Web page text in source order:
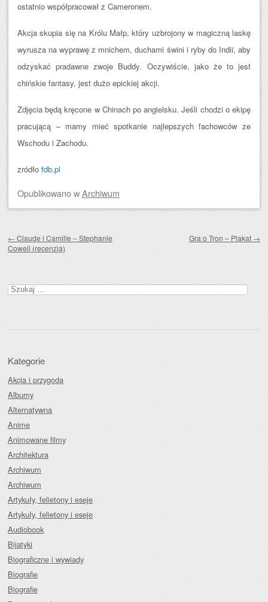
ostatnio współpracował z Cameronem.
Akcja skupia się na Królu Małp, który uzbrojony w magiczną laskę
wyrusza na wyprawę z mnichem, duchami świni i ryby do Indii, aby
odzyskać pradawne zwoje Buddy. Oczywiście, jako że to jest
chińskie fantasy, jest dużo epickiej akcji.
Zdjęcia będą kręcone w Chinach po angielsku. Jeśli chodzi o ekipę
pracującą – mamy mieć spotkanie najlepszych fachowców ze
Wschodu i Zachodu.
zródło fdb.pl
OpublikowanowArchiwum
← Claude i Camille – Stephanie
Cowell (recenzja)
Gra o Tron – Plakat →
Szukaj:
Kategorie
Akcja i przygoda
Albumy
Alternatywna
Anime
Animowane filmy
Architektura
Archiwum
Archiwum
Artykuły, felietony i eseje
Artykuły, felietony i eseje
Audiobook
Bijatyki
Biograficzne i wywiady
Biografie
Biografie